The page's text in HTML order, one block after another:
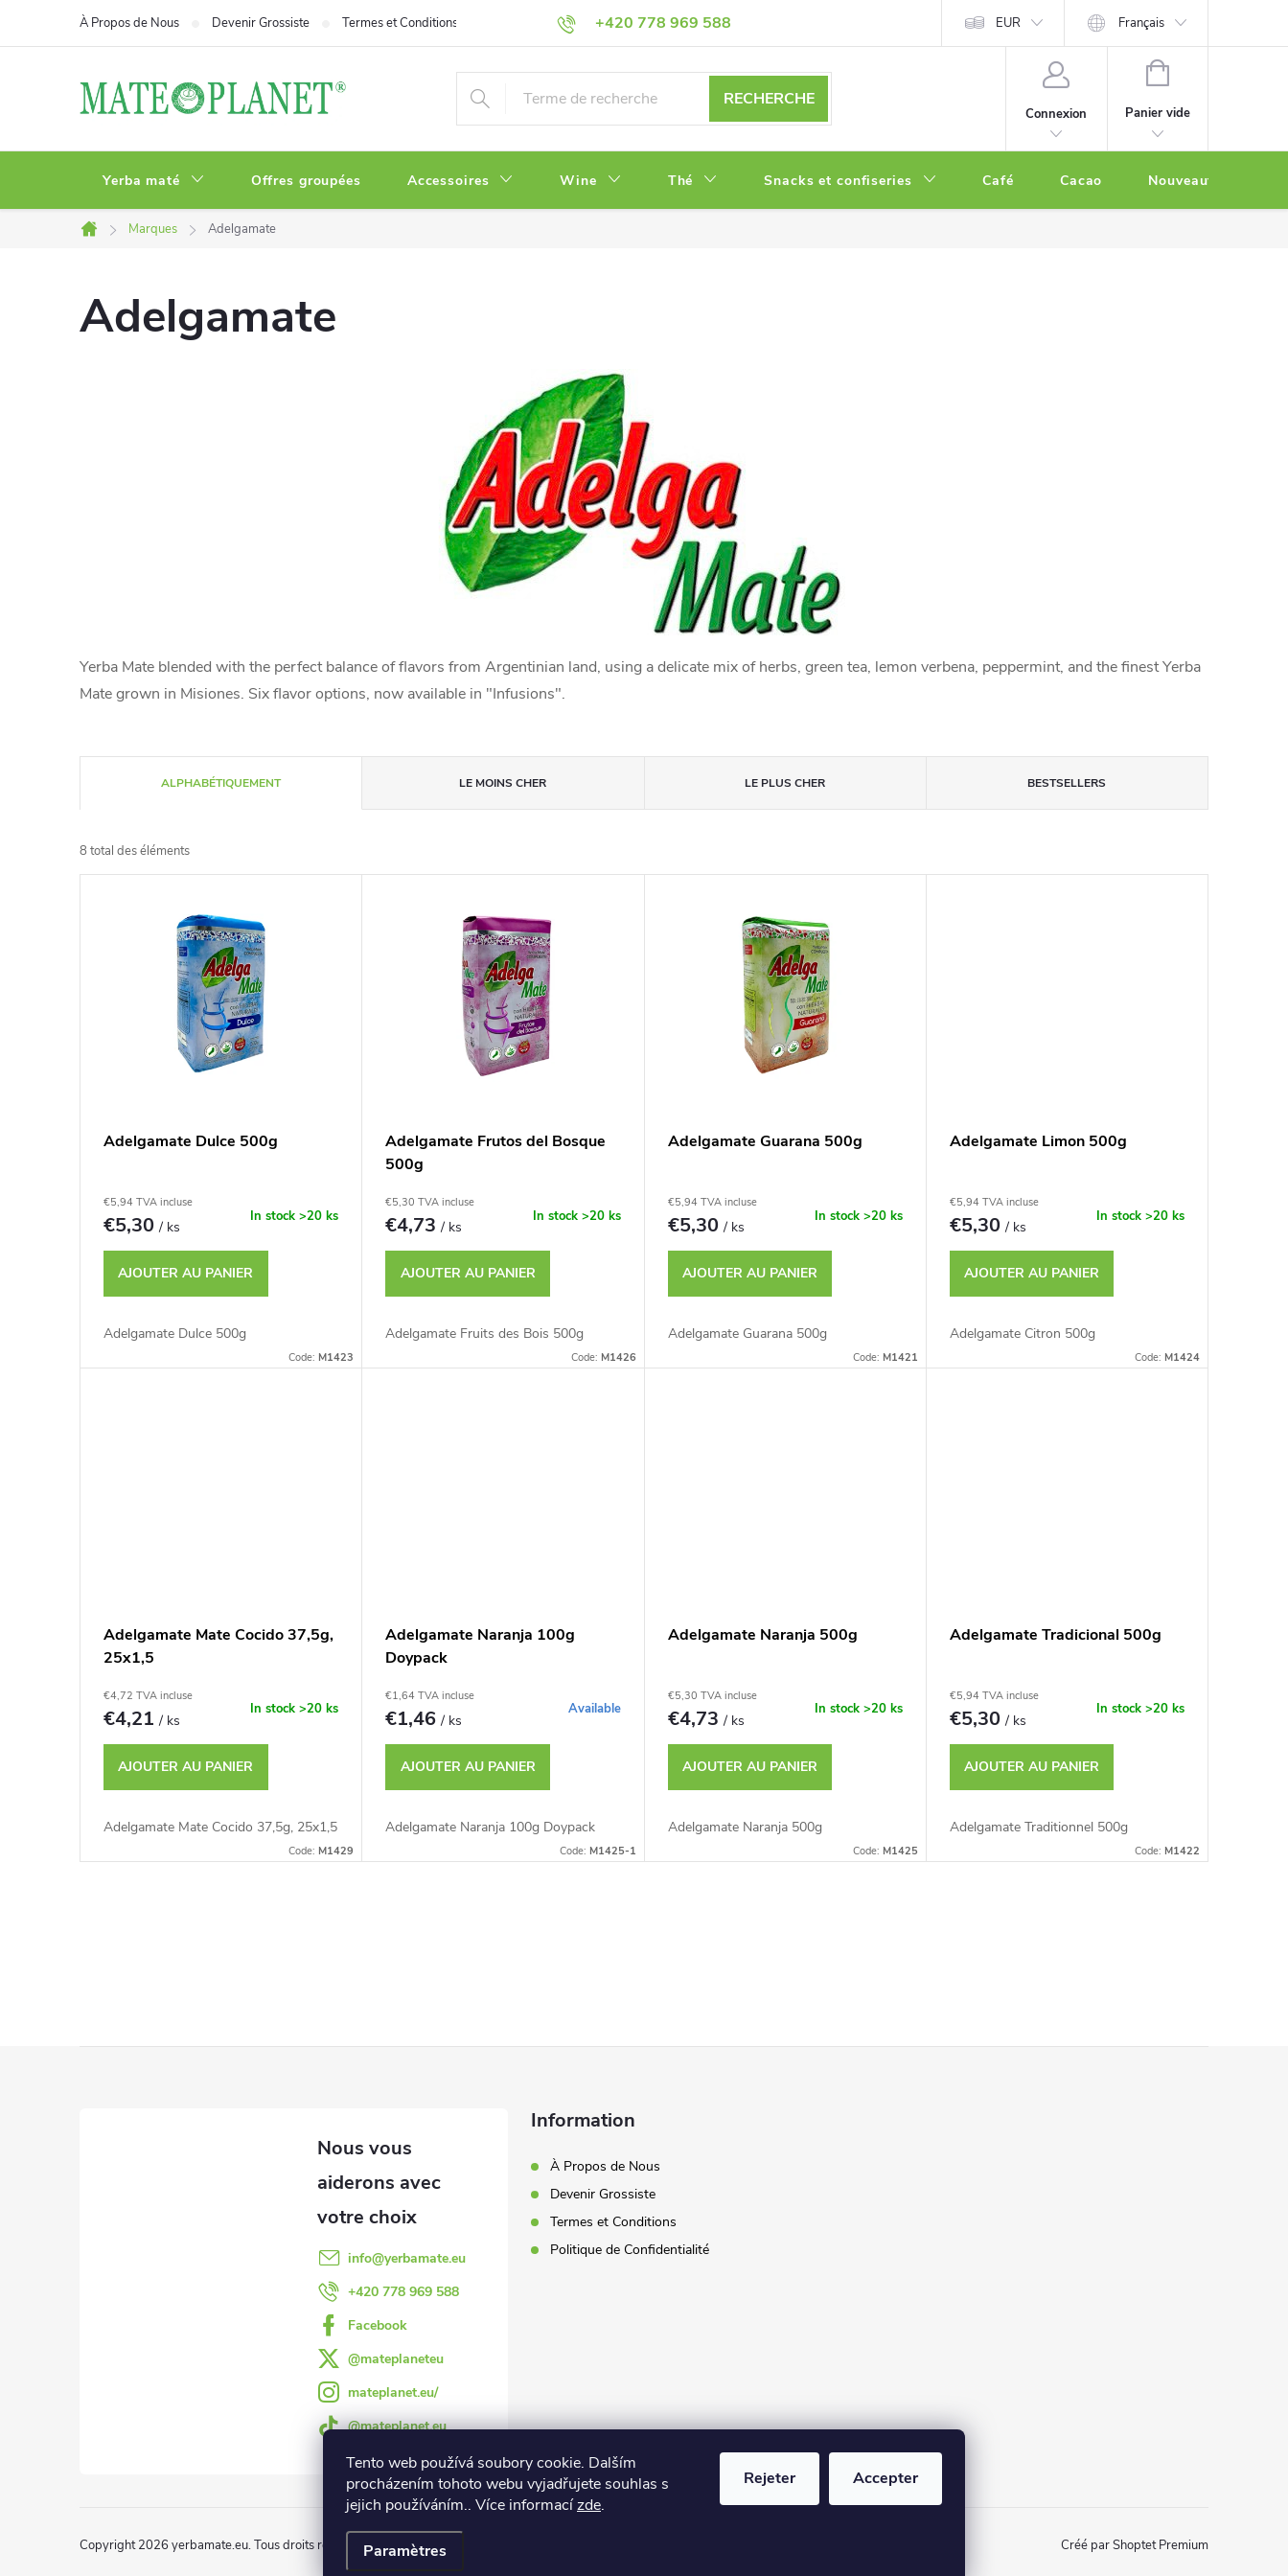
Tento web používá soubory cookie. Dalším
procházením tohoto webu vyjadřujete souhlas s
jejich používáním.. Více informacízde.
Paramètres
Rejeter Accepter
+420 778 969 588
À Propos de Nous Devenir Grossiste Termes et Conditions Politique de Confidentialité EUR Français
RECHERCHE
Connexion
PANIER
Panier vide
Yerba maté Offres groupées Accessoires Wine Thé Snacks et confiseries Café Cacao Nouveautés
Accueil
Marques Adelgamate
Adelgamate
Yerba Mate blended with the perfect balance of flavors from Argentinian land, using a delicate mix of herbs, green tea, lemon verbena, peppermint, and the finest Yerba
Mate grown in Misiones. Six flavor options, now available in "Infusions".
r
i
t
ALPHABÉTIQUEMENT LE MOINS CHER LE PLUS CHER BESTSELLERS
8 total des éléments
o
Adelgamate Dulce 500g
€5,94 TVA incluse
€5,30/ ks
In stock>20 ks
AJOUTER AU PANIER
Adelgamate Dulce 500g
Code: M1423
Adelgamate Frutos del Bosque
500g
€5,30 TVA incluse
€4,73/ ks
In stock >20 ks
AJOUTER AU PANIER
Adelgamate Fruits des Bois 500g
Code: M1426
Adelgamate Guarana 500g
€5,94 TVA incluse
€5,30/ ks
In stock >20 ks
AJOUTER AU PANIER
Adelgamate Guarana 500g
Code: M1421
Adelgamate Limon 500g
€5,94 TVA incluse
€5,30/ ks
In stock >20 ks
AJOUTER AU PANIER
Adelgamate Citron 500g
Code: M1424
Adelgamate Mate Cocido 37,5g,
25x1,5
€4,72 TVA incluse
€4,21/ ks
In stock>20 ks
AJOUTER AU PANIER
Adelgamate Mate Cocido 37,5g, 25x1,5
Code: M1429
Adelgamate Naranja 100g
Doypack
€1,64 TVA incluse
€1,46/ ks
Available
AJOUTER AU PANIER
Adelgamate Naranja 100g Doypack
Code: M1425-1
Adelgamate Naranja 500g
€5,30 TVA incluse
€4,73/ ks
In stock >20 ks
AJOUTER AU PANIER
Adelgamate Naranja 500g
Code: M1425
Adelgamate Tradicional 500g
€5,94 TVA incluse
€5,30/ ks
In stock >20 ks
AJOUTER AU PANIER
Adelgamate Traditionnel 500g
Code: M1422
t
s
info@yerbamate.eu
+420 778 969 588
Facebook
@mateplaneteu
mateplanet.eu/
@mateplanet.eu
Information
À Propos de Nous
Devenir Grossiste
Termes et Conditions
Politique de Confidentialité
Créé par Shoptet Premium
Copyright 2026 yerbamate.eu. Tous droits réservés.Modifier les paramètres des cookies